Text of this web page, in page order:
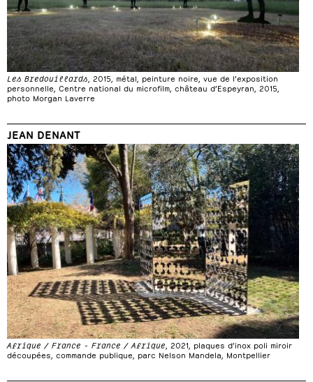
Les Bredouillards, 2015, métal, peinture noire, vue de l’exposition
personnelle, Centre national du microfilm, château d’Espeyran, 2015,
photo Morgan Laverre
JEAN DENANT
Afrique / France - France / Afrique , 2021, plaques d’inox poli miroir
découpées, commande publique, parc Nelson Mandela, Montpellier